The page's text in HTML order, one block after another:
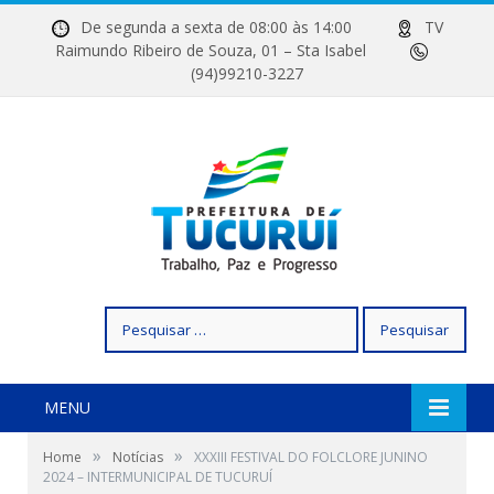
De segunda a sexta de 08:00 às 14:00
TV
Raimundo Ribeiro de Souza, 01 – Sta Isabel
(94)99210-3227
por:
MENU
Home » Notícias »
XXXIII FESTIVAL DO FOLCLORE JUNINO
2024 – INTERMUNICIPAL DE TUCURUÍ